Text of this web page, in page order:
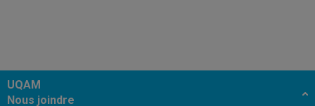
UQAM
Nous joindre